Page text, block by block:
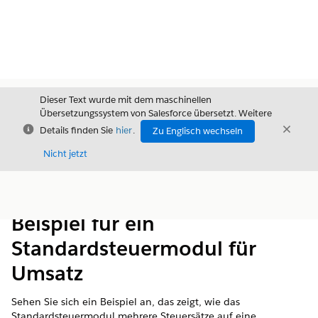
Schließen
Dieser Text wurde mit dem maschinellen
Übersetzungssystem von Salesforce übersetzt. Weitere
Details finden Sie hier.
Zu Englisch wechseln
Nicht jetzt
Beispiel für ein
Standardsteuermodul für
Umsatz
Sehen Sie sich ein Beispiel an, das zeigt, wie das